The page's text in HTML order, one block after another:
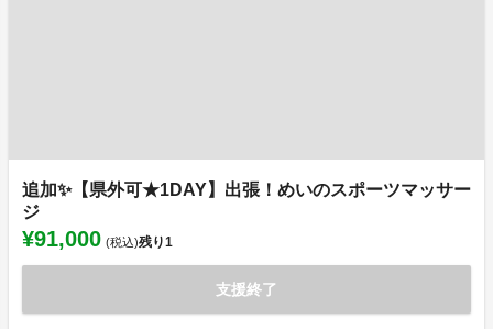
追加✨【県外可★1DAY】出張！めいのスポーツマッサー
ジ
¥91,000 (税込)残り1
支援終了